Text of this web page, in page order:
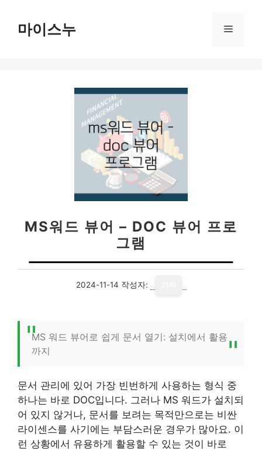
마이스누 메
MS워드 뷰어 – DOC 뷰어 프로
그램
2024-11-14 작성자:
MS 워드 뷰어로 쉽게 문서 열기: 설치에서 활용
까지
문서 관리에 있어 가장 빈번하게 사용하는 형식 중
하나는 바로 DOC입니다. 그러나 MS 워드가 설치되
어 있지 않거나, 문서를 보려는 목적만으로는 비싼
라이센스를 사기에는 부담스러운 경우가 많아요. 이
런 상황에서 유용하게 활용할 수 있는 것이 바로